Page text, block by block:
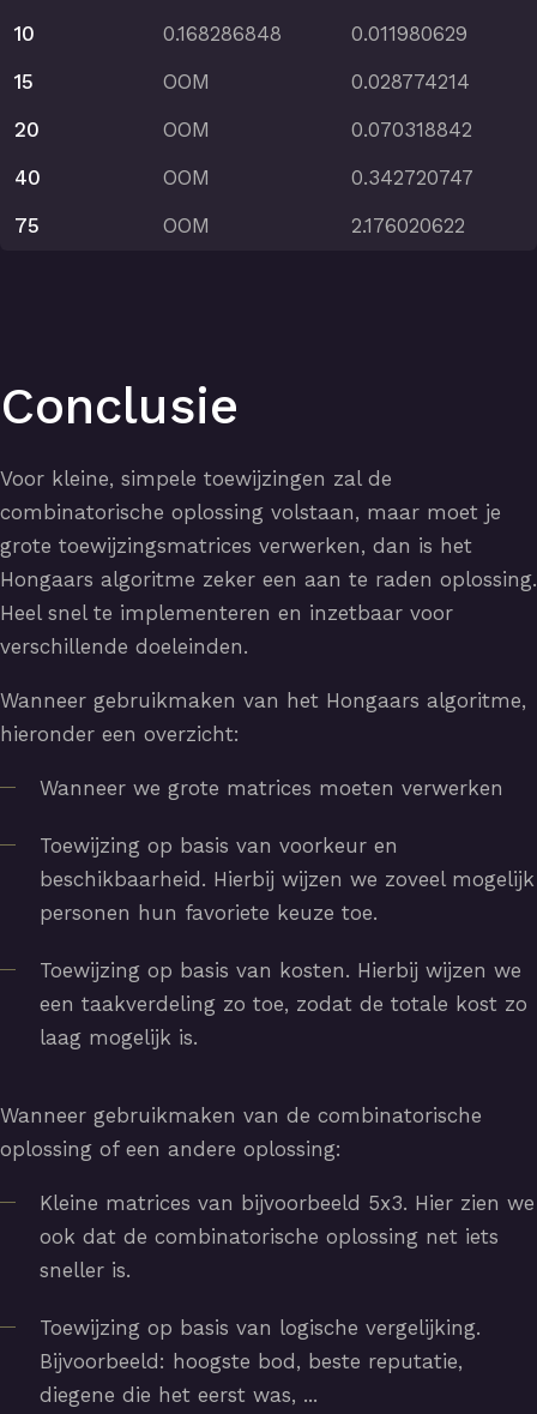
10
0.168286848
0.011980629
15
OOM
0.028774214
20
OOM
0.070318842
40
OOM
0.342720747
75
OOM 2.176020622
Conclusie
Voor kleine, simpele toewijzingen zal de
combinatorische oplossing volstaan, maar moet je
grote toewijzingsmatrices verwerken, dan is het
Hongaars algoritme zeker een aan te raden oplossing.
Heel snel te implementeren en inzetbaar voor
verschillende doeleinden.
Wanneer gebruikmaken van het Hongaars algoritme,
hieronder een overzicht:
Wanneer we grote matrices moeten verwerken
Toewijzing op basis van voorkeur en
beschikbaarheid. Hierbij wijzen we zoveel mogelijk
personen hun favoriete keuze toe.
Toewijzing op basis van kosten. Hierbij wijzen we
een taakverdeling zo toe, zodat de totale kost zo
laag mogelijk is.
Wanneer gebruikmaken van de combinatorische
oplossing of een andere oplossing:
Kleine matrices van bijvoorbeeld 5x3. Hier zien we
ook dat de combinatorische oplossing net iets
sneller is.
Toewijzing op basis van logische vergelijking.
Bijvoorbeeld: hoogste bod, beste reputatie,
diegene die het eerst was, ...